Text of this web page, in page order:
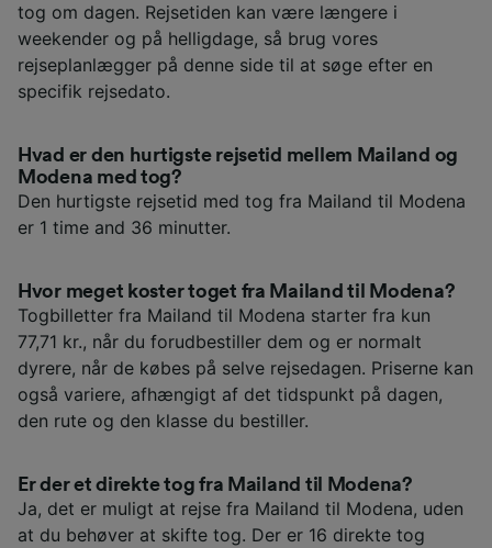
tog om dagen. Rejsetiden kan være længere i
weekender og på helligdage, så brug vores
rejseplanlægger på denne side til at søge efter en
specifik rejsedato.
Hvad er den hurtigste rejsetid mellem Mailand og
Modena med tog?
Den hurtigste rejsetid med tog fra Mailand til Modena
er 1 time and 36 minutter.
Hvor meget koster toget fra Mailand til Modena?
Togbilletter fra Mailand til Modena starter fra kun
77,71 kr., når du forudbestiller dem og er normalt
dyrere, når de købes på selve rejsedagen. Priserne kan
også variere, afhængigt af det tidspunkt på dagen,
den rute og den klasse du bestiller.
Er der et direkte tog fra Mailand til Modena?
Ja, det er muligt at rejse fra Mailand til Modena, uden
at du behøver at skifte tog. Der er 16 direkte tog